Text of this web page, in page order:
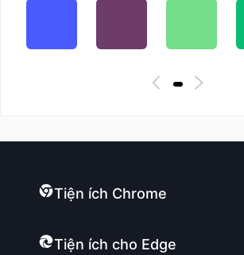
Tiện ích Chrome
Tiện ích cho Edge